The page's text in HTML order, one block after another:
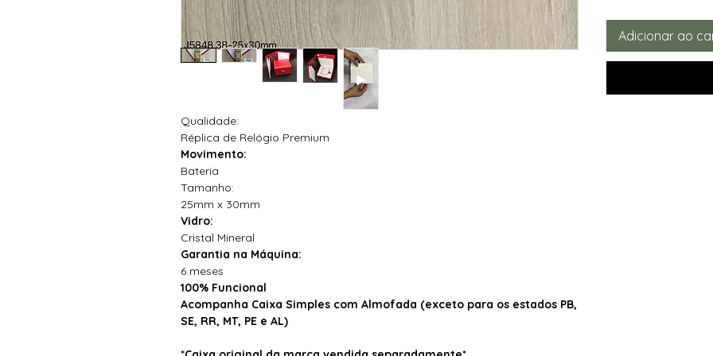
Qualidade:
Réplica de Relógio Premium
Movimento:
Bateria
Tamanho:
25mm x 30mm
Vidro:
Cristal Mineral
Garantia na Máquina:
6 meses
100% Funcional
Acompanha Caixa Simples com Almofada (exceto para os estados PB,
SE, RR, MT, PE e AL)
Adicionar ao